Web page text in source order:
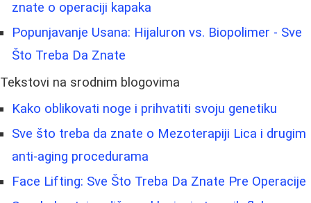
znate o operaciji kapaka
Popunjavanje Usana: Hijaluron vs. Biopolimer - Sve
Što Treba Da Znate
Tekstovi na srodnim blogovima
Kako oblikovati noge i prihvatiti svoju genetiku
Sve što treba da znate o Mezoterapiji Lica i drugim
anti-aging procedurama
Face Lifting: Sve Što Treba Da Znate Pre Operacije